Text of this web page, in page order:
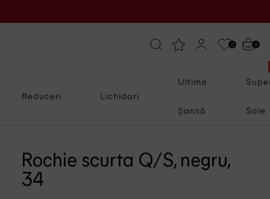
0 0
Reduceri Lichidari
Ultima
Șansă Sale
Rochie scurta Q/S, negru,
34